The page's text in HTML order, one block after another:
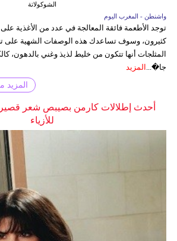
الشوكولاتة
واشنطن - المغرب اليوم
توجد الأطعمة فائقة المعالجة في عدد من الأغذية
كثيرون، وسوف تساعدك هذه الوصفات الشهية على
المثلجات أنها تتكون من خليط لذيذ وغني بالدهون،
جا�... المزيد
المزيد
أحدث إطلالات كارمن بصيبص شعر قصير
للأزياء